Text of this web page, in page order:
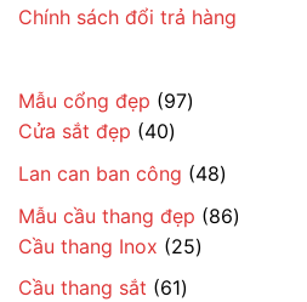
Chính sách đổi trả hàng
Mẫu cổng đẹp 9797
phẩm
Cửa sắt đẹp 4040
sản
phẩm
Lan can ban công 4848
sản
phẩm
Mẫu cầu thang đẹp 8686
Cầu thang Inox 2525
Cầu thang sắt 6161